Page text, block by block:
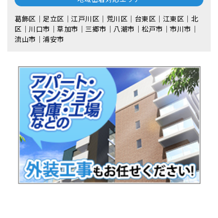
葛飾区｜足立区｜江戸川区｜荒川区｜台東区｜江東区｜北
区｜川口市｜草加市｜三郷市｜八潮市｜松⼾市｜市川市｜
流⼭市｜浦安市